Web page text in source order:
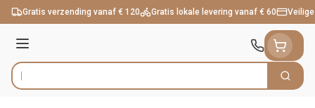
Ga naar de inhoud
Gratis verzending vanaf € 120 Gratis lokale levering vanaf € 60
Menu
Product, merk, categorie... Zoek